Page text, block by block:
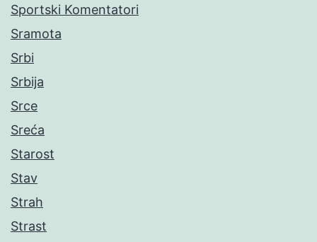
Sportski Komentatori
Sramota
Srbi
Srbija
Srce
Sreća
Starost
Stav
Strah
Strast